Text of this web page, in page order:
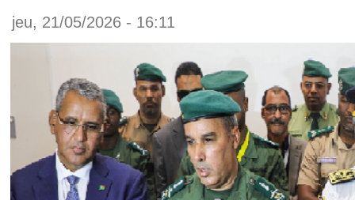
jeu, 21/05/2026 - 16:11